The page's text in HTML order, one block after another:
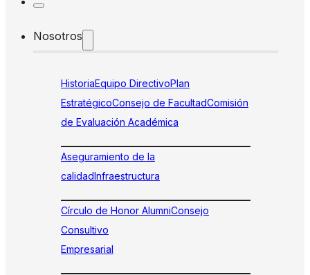
Nosotros
HistoriaEquipo DirectivoPlan
EstratégicoConsejo de FacultadComisión
de Evaluación Académica
Aseguramiento de la
calidadInfraestructura
Círculo de Honor AlumniConsejo
Consultivo
Empresarial